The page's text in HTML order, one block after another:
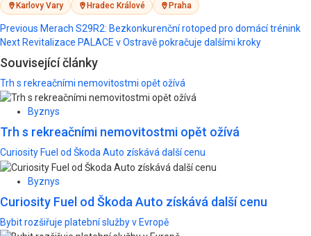
Karlovy Vary Hradec Králové Praha
Post
navigation
Previous Merach S29R2: Bezkonkurenční rotoped pro domácí trénink
Next Revitalizace PALACE v Ostravě pokračuje dalšími kroky
Související články
Trh s rekreačními nemovitostmi opět ožívá
Byznys
Trh s rekreačními nemovitostmi opět ožívá
Curiosity Fuel od Škoda Auto získává další cenu
Byznys
Curiosity Fuel od Škoda Auto získává další cenu
Bybit rozšiřuje platební služby v Evropě